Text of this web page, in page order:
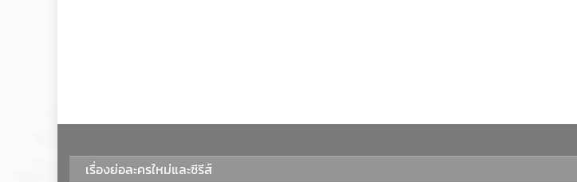
เรื่องย่อละครใหม่และซีรีส์